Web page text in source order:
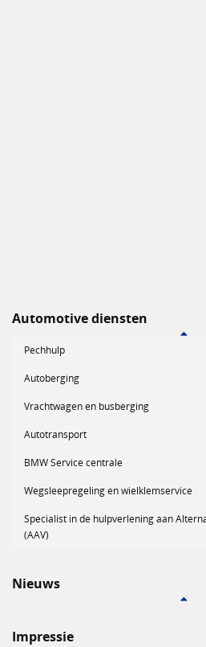
Automotive diensten
Pechhulp
Autoberging
Vrachtwagen en busberging
Autotransport
BMW Service centrale
Wegsleepregeling en wielklemservice
Specialist in de hulpverlening aan
(AAV)
Nieuws
Impressie